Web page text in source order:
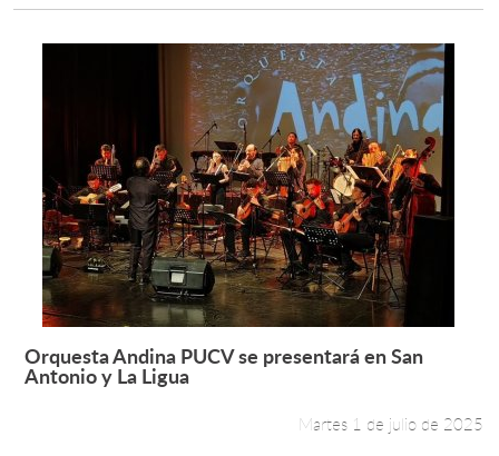
Leer más +
Orquesta Andina PUCV se presentará en San
Antonio y La Ligua
Martes 1 de julio de 2025